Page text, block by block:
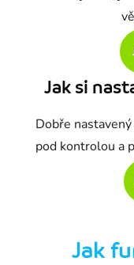
Jak si
Dobře
pod kontrolou a
Jak